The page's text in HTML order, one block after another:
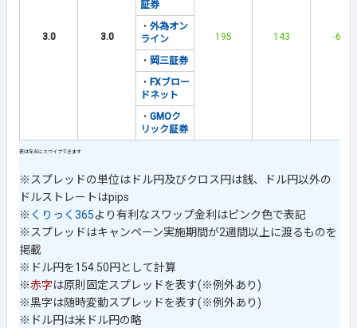
3.0 3.0 195 143 -64
証券
・ 外為オン
ライン
・ 岡三証券
・ FXブロー
ドネット
・ GMOク
リック証券
※スプレッドの単位はドル円及びクロス円は銭、ドル円以外の
ドルストレートはpips
※ くりっく365より有利なスワップ金利はピンク色で表記
※スプレッドはキャンペーン実施期間が2週間以上に渡るものを
掲載
※ドル円を154.50円として計算
※赤字は原則固定スプレッドを表す(※例外あり)
※黒字は随時変動スプレッドを表す(※例外あり)
※ドル円は米ドル円の略